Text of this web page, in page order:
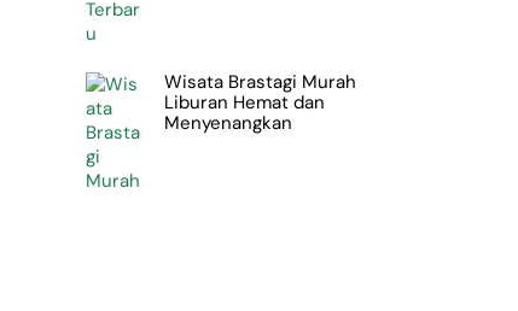
Wisata Brastagi Murah
Liburan Hemat dan
Menyenangkan